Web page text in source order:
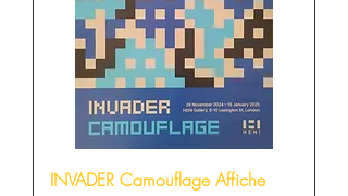
INVADER Camouflage Affiche